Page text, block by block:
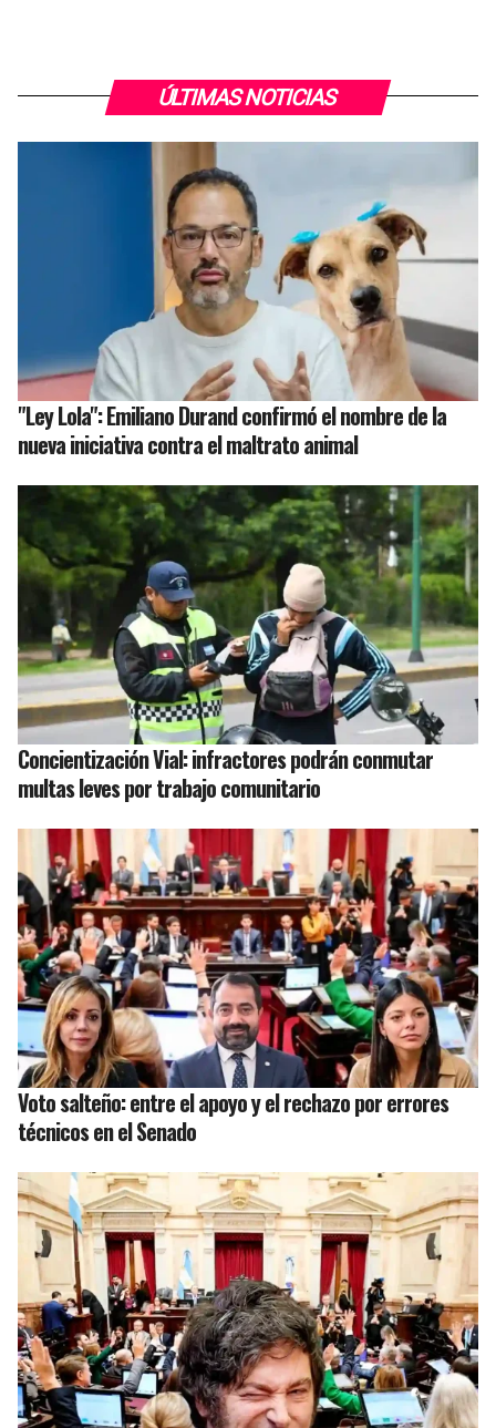
ÚLTIMAS NOTICIAS
"Ley Lola": Emiliano Durand confirmó el nombre de la
nueva iniciativa contra el maltrato animal
Concientización Vial: infractores podrán conmutar
multas leves por trabajo comunitario
Voto salteño: entre el apoyo y el rechazo por errores
técnicos en el Senado